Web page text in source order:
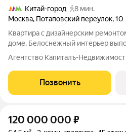
Китай-город
8 мин.
Москва, Потаповский переулок,10
Квартира с дизайнерским
доме. Белоснежный интерьер
натурального камня. Состояние
Комнаты изолированы, кухня с
продается со всей мебелью и
Агентство Капиталъ-
Позвонить
120 000 000 ₽